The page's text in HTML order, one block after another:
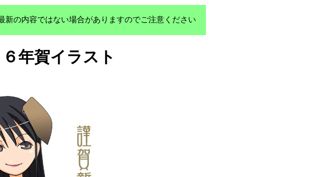
新の内容ではない場合がありますのでご注意ください
年賀イラスト